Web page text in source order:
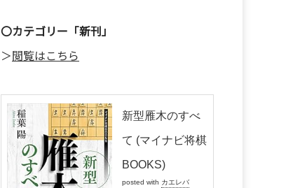
〇カテゴリー「新刊」
＞ 閲覧はこちら
新型雁木のすべ
て (マイナビ将棋
BOOKS)
posted with カエレバ